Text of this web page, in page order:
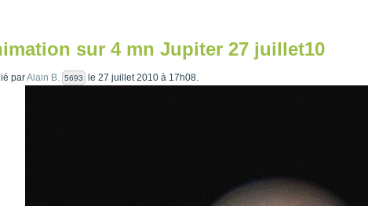
sur 4 mn Jupiter 27 juillet10
parAlain B. 5693 le 27 juillet 2010 à 17h08.